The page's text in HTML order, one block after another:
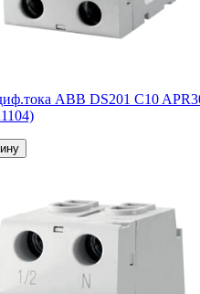
ABB DS201 C10